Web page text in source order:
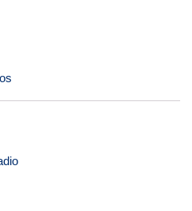
RACK PN 011-00401-10